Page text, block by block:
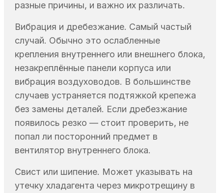
разные причины, и важно их различать.
Вибрация и дребезжание. Самый частый
случай. Обычно это ослабленные
крепления внутреннего или внешнего блока,
незакреплённые панели корпуса или
вибрация воздуховодов. В большинстве
случаев устраняется подтяжкой крепежа
без замены деталей. Если дребезжание
появилось резко — стоит проверить, не
попал ли посторонний предмет в
вентилятор внутреннего блока.
Свист или шипение. Может указывать на
утечку хладагента через микротрещину в